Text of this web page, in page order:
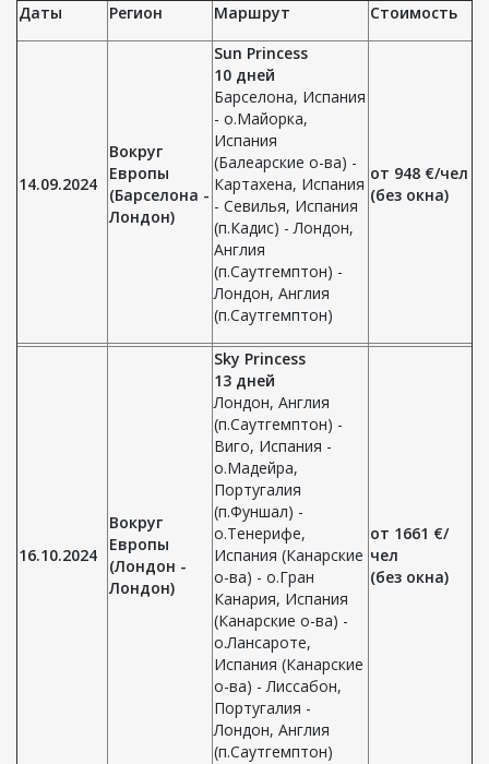
Даты
Регион Маршрут Стоимость
14.09.2024
Вокруг
Европы
(Барселона -
Лондон)
Sun Princess
10 дней
Барселона, Испания
- о.Майорка,
Испания
(Балеарские о-ва) -
Картахена, Испания
- Севилья, Испания
(п.Кадис) - Лондон,
Англия
(п.Саутгемптон) -
Лондон, Англия
(п.Саутгемптон)
от 948 €/чел
(без окна)
16.10.2024
Вокруг
Европы
(Лондон -
Лондон)
Sky Princess
13 дней
Лондон, Англия
(п.Саутгемптон) -
Виго, Испания -
о.Мадейра,
Португалия
(п.Фуншал) -
о.Тенерифе,
Испания (Канарские
о-ва) - о.Гран
Канария, Испания
(Канарские о-ва) -
о.Лансароте,
Испания (Канарские
о-ва) - Лиссабон,
Португалия -
Лондон, Англия
(п.Саутгемптон)
от 1661 €/
чел
(без окна)